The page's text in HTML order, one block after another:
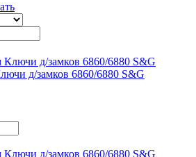
д/замков 6860/6880 S&G